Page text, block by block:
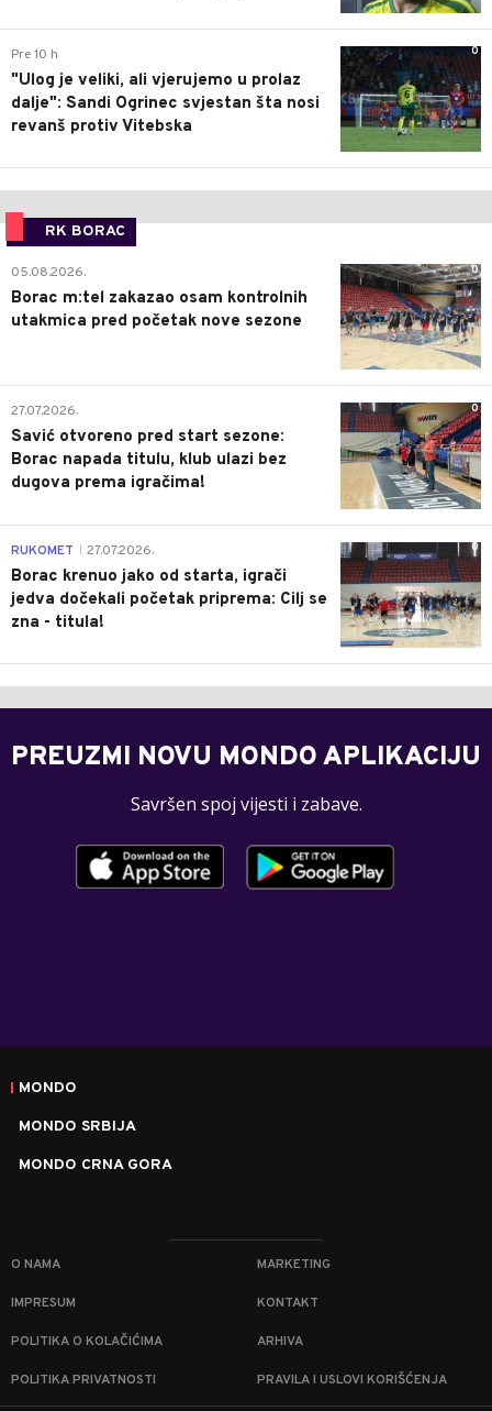
0
Pre 10 h
"Ulog je veliki, ali vjerujemo u prolaz
dalje": Sandi Ogrinec svjestan šta nosi
revanš protiv Vitebska
RK BORAC
0
05.08.2026.
Borac m:tel zakazao osam kontrolnih
utakmica pred početak nove sezone
0
27.07.2026.
Savić otvoreno pred start sezone:
Borac napada titulu, klub ulazi bez
dugova prema igračima!
0
RUKOMET 27.07.2026.
Borac krenuo jako od starta, igrači
jedva dočekali početak priprema: Cilj se
zna - titula!
PREUZMI NOVU MONDO APLIKACIJU
Savršen spoj vijesti i zabave.
MONDO
MONDO SRBIJA
MONDO CRNA GORA
O NAMA MARKETING
IMPRESUM KONTAKT
POLITIKA O KOLAČIĆIMA ARHIVA
POLITIKA PRIVATNOSTI PRAVILA I USLOVI KORIŠĆENJA